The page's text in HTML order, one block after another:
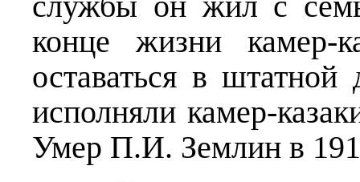
конце жизни камер-
оставаться в штатной
исполняли камер-
Умер П.И. Землин в